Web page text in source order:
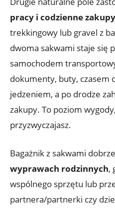
pracy i codzienne zakupy
trekkingowy lub gravel z
dwoma sakwami staje się
samochodem
dokumenty, buty, czasem
jedzeniem, a po drodze
zakupy. To poziom
przyzwyczajasz.
Bagażnik z sakwami
wyprawach rodzinnych,
wspólnego sprzętu lub
partnera/partnerki czy